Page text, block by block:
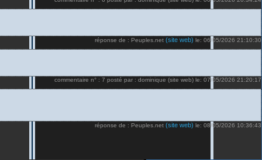
réponse de : Peuples.net (site web) le: 06/05/2026 21:10:30
commentaire n° : 7 posté par : dominique (site web) le: 07/05/2026 21:20:17
réponse de : Peuples.net (site web) le: 08/05/2026 10:36:43